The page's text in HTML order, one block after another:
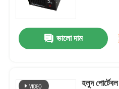
ভালো দাম
হলুদ